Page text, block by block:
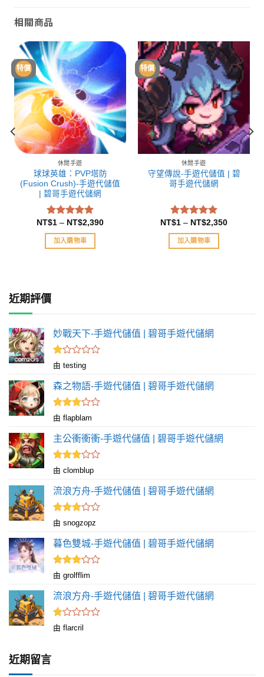
相關商品
特價
休閒手遊
球球英雄：PVP塔防
(Fusion Crush)-手遊代儲值
| 碧哥手遊代儲網
評分4.97
滿分 5
NT$1 – NT$2,390
加入購物車
特價
休閒手遊
守望傳說-手遊代儲值 | 碧
哥手遊代儲網
評分5.00
滿分 5
NT$1 – NT$2,350
加入購物車
近期評價
妙戰天下-手遊代儲值 | 碧哥手遊代儲網
評
1
滿
分
由 testing
森之物語-手遊代儲值 | 碧哥手遊代儲網
評分
滿
分 5
由 flapblam
主公衝衝衝-手遊代儲值 | 碧哥手遊代儲網
評分
分 5
由 clomblup
流浪方舟-手遊代儲值 | 碧哥手遊代儲網
評分
分 5
由 snogzopz
暮色雙城-手遊代儲值 | 碧哥手遊代儲網
評分
滿
分 5
由 grolfflim
流浪方舟-手遊代儲值 | 碧哥手遊代儲網
評
5
由 flarcril
近期留言